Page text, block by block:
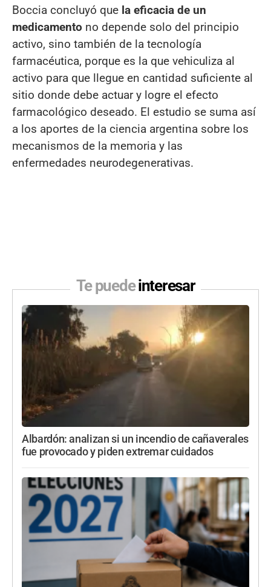
Boccia concluyó que la eficacia de un
medicamento no depende solo del principio
activo, sino también de la tecnología
farmacéutica, porque es la que vehiculiza al
activo para que llegue en cantidad suficiente al
sitio donde debe actuar y logre el efecto
farmacológico deseado. El estudio se suma así
a los aportes de la ciencia argentina sobre los
mecanismos de la memoria y las
enfermedades neurodegenerativas.
Te puedeinteresar
Albardón: analizan si un incendio de cañaverales
fue provocado y piden extremar cuidados